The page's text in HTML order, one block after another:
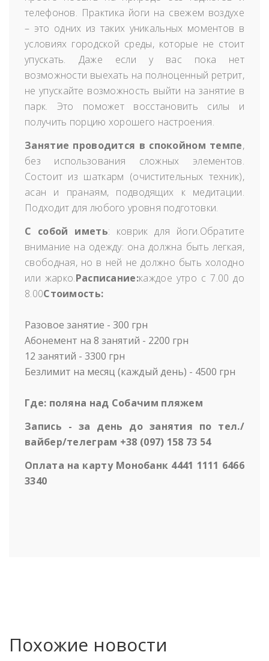
телефонов. Практика йоги на свежем воздухе
– это одних из таких уникальных моментов в
условиях городской среды, которые не стоит
упускать. Даже если у вас пока нет
возможности выехать на полноценный ретрит,
не упускайте возможность выйти на занятие в
парк. Это поможет восстановить силы и
получить порцию хорошего настроения.
Занятие проводится в спокойном темпе,
без использования сложных элементов.
Состоит из шаткарм (очистительных техник),
асан и пранаям, подводящих к медитации.
Подходит для любого уровня подготовки.
С собой иметь: коврик для йоги.Обратите
внимание на одежду: она должна быть легкая,
свободная, но в ней не должно быть холодно
или жарко.Расписание:каждое утро с 7.00 до
8.00Стоимость:
Разовое занятие - 300 грн
Абонемент на 8 занятий - 2200 грн
12 занятий - 3300 грн
Безлимит на месяц (каждый день) - 4500 грн
Где: поляна над Собачим пляжем
Запись - за день до занятия по тел./
вайбер/телеграм +38 (097) 158 73 54
Оплата на карту Монобанк 4441 1111 6466
3340
Похожие новости